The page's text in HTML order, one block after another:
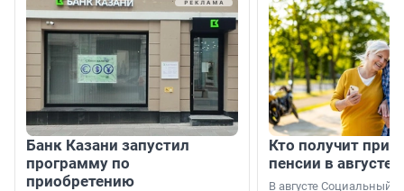
Банк Казани запустил
программу по
приобретению
Кто получит
пенсии в августе
В августе Социальный